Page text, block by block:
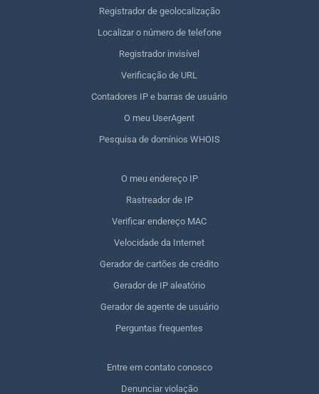
Registrador de geolocalização
Localizar o número de telefone
Registrador invisível
Verificação de URL
Contadores IP e barras de usuário
O meu UserAgent
Pesquisa de domínios WHOIS
O meu endereço IP
Rastreador de IP
Verificar endereço MAC
Velocidade da Internet
Gerador de cartões de crédito
Gerador de IP aleatório
Gerador de agente de usuário
Perguntas frequentes
Entre em contato conosco
Denunciar violação